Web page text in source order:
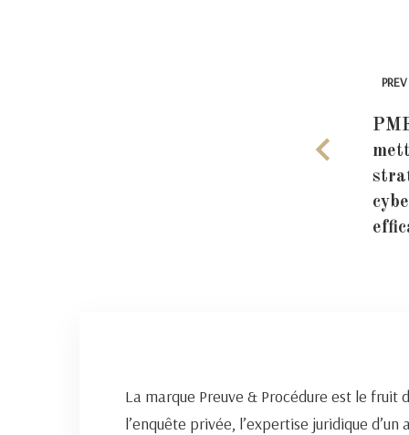
La marque Preuve & Procédure est le fruit
l’enquête privée, l’expertise juridique